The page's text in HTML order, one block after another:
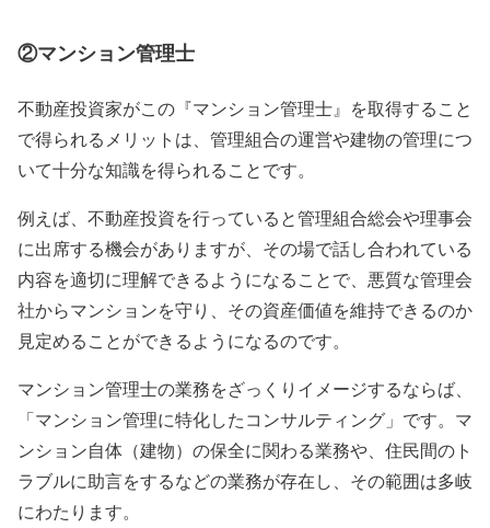
②マンション管理士
不動産投資家がこの『マンション管理士』を取得すること
で得られるメリットは、管理組合の運営や建物の管理につ
いて十分な知識を得られることです。
例えば、不動産投資を行っていると管理組合総会や理事会
に出席する機会がありますが、その場で話し合われている
内容を適切に理解できるようになることで、悪質な管理会
社からマンションを守り、その資産価値を維持できるのか
見定めることができるようになるのです。
マンション管理士の業務をざっくりイメージするならば、
「マンション管理に特化したコンサルティング」です。マ
ンション自体（建物）の保全に関わる業務や、住民間のト
ラブルに助言をするなどの業務が存在し、その範囲は多岐
にわたります。